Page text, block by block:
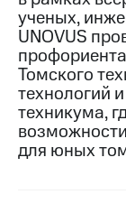
МТС
о
ученых,
UNOVUS
Томского
технологий
техникума,
для юных